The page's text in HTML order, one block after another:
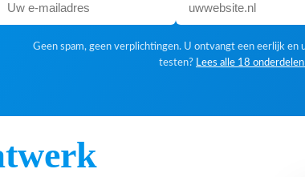
Geen spam, geen verplichtingen. U ontvangt een eerlijk
testen? Lees alle 18